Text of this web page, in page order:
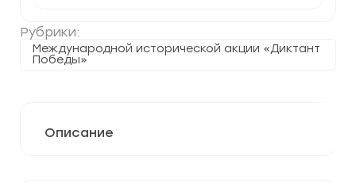
Рубрики:
Международной исторической акции «Диктант
Победы»
Описание